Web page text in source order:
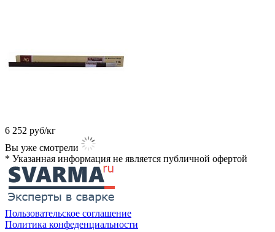
6 252 руб/кг
Вы уже смотрели
* Указанная информация не является публичной офертой​
Пользовательское соглашение
Политика конфеденциальности